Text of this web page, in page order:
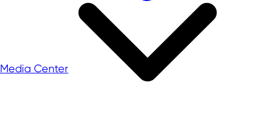
Media Center